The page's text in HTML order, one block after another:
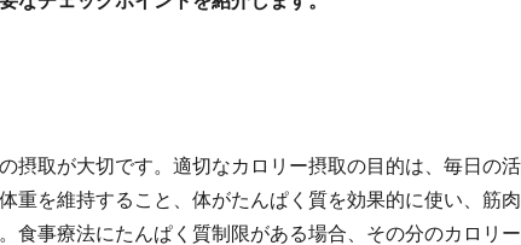
摂取が大切です。適切なカロリー摂取の目的は、毎日の
重を維持すること、体がたんぱく質を効果的に使い、筋
食事療法にたんぱく質制限がある場合、その分のカロリ